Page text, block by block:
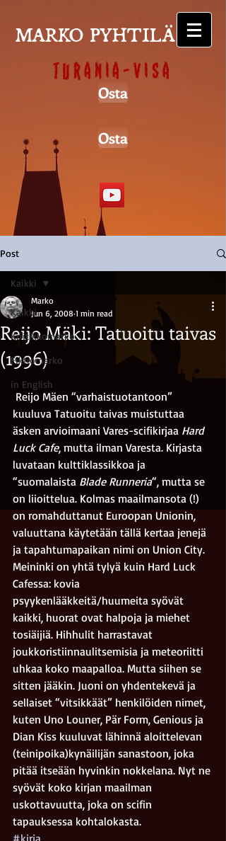
MARKO PYHTILÄ
Turania-visa
Osta
Osta
Post
Kaikki
Kriitikkomarko
Fiktiomarko
in English
Kaikki
Reijo Mäki: Tatuoitu taivas
(1996)
Marko
Jun 6, 2008 1 min read
kuuluva Tatuoitu taivas muistuttaa
äsken arvioimaani Vares-scifikirjaa Hard
Luck Cafe, mutta ilman Varesta. Kirjasta
luvataan kulttiklassikkoa ja
“suomalaista Blade Runneria“, mutta se
on liioittelua. Kolmas maailmansota (!)
on romahduttanut Euroopan Unionin,
valuuttana käytetään tällä kertaa jenejä
ja tapahtumapaikan nimi on Union City.
Meininki on yhtä tylyä kuin Hard Luck
Cafessa: kovia
psyykenlääkkeitä/huumeita syövät
kaikki, huorat ovat halpoja ja miehet
tosiäijiä. Hihhulit harrastavat
joukkoristiinnaulitsemisia ja meteoriitti
uhkaa koko maapalloa. Mutta siihen se
sitten jääkin. Juoni on yhdentekevä ja
sellaiset “vitsikkäät” henkilöiden nimet,
kuten Uno Louner, Pär Form, Genious ja
Dian Kiss kuuluvat lähinnä aloittelevan
(teinipoika)kynäilijän sanastoon, joka
pitää itseään hyvinkin nokkelana. Nyt ne
syövät koko kirjan maailman
uskottavuutta, joka on scifin
tapauksessa kohtalokasta.
#kirja